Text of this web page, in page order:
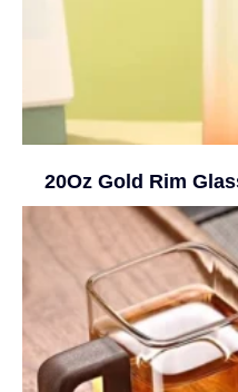
20Oz Gold Rim